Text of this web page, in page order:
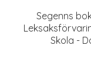
Segenns
Skola -